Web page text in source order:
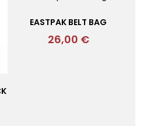
EASTPAK BELT BAG
26,00 €